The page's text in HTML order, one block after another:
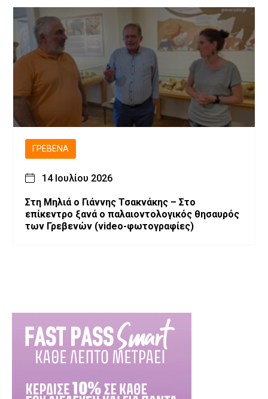
ΓΡΕΒΕΝΆ
14 Ιουλίου 2026
Στη Μηλιά ο Γιάννης Τσακνάκης – Στο
επίκεντρο ξανά ο παλαιοντολογικός θησαυρός
των Γρεβενών (video-φωτογραφίες)